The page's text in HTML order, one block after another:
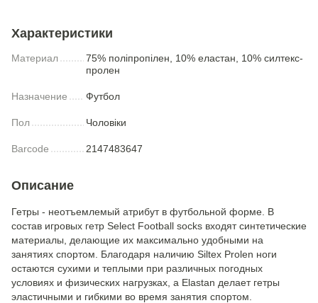
Характеристики
Материал
75% поліпропілен, 10% еластан, 10% силтекс-
пролен
Назначение Футбол
Пол Чоловіки
Barcode 2147483647
Описание
Гетры - неотъемлемый атрибут в футбольной форме. В
состав игровых гетр Select Football socks входят синтетические
материалы, делающие их максимально удобными на
занятиях спортом. Благодаря наличию Siltex Prolen ноги
остаются сухими и теплыми при различных погодных
условиях и физических нагрузках, а Elastan делает гетры
эластичными и гибкими во время занятия спортом.